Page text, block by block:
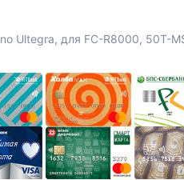
Ultegra, для FC-R8000, 50T-